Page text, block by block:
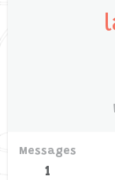
Messages
1